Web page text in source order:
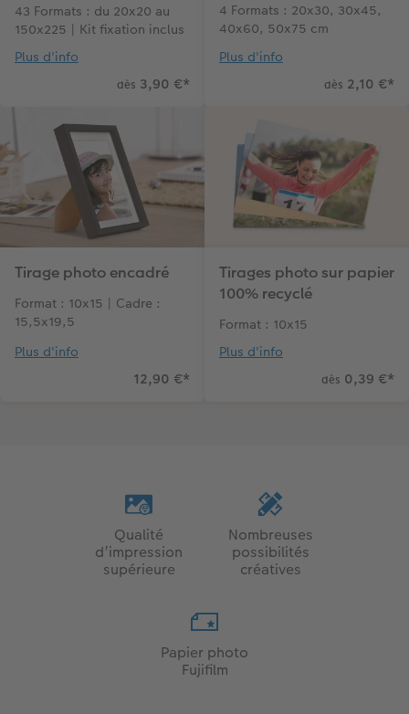
43 Formats : du 20x20 au
150x225 | Kit fixation inclus
Plus d'info
dès 3,90 €*
4 Formats : 20x30, 30x45,
40x60, 50x75 cm
Plus d'info
dès 2,10 €*
Tirage photo encadré
Format : 10x15 | Cadre :
15,5x19,5
Plus d'info
12,90 €*
Tirages photo sur papier
100% recyclé
Format : 10x15
Plus d'info
dès 0,39 €*
Qualité
d’impression
supérieure
Nombreuses
possibilités
créatives
Papier photo
Fujifilm